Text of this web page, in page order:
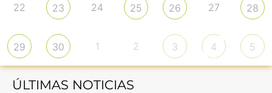
22 23 24 25 26 27 28
29 30 1 2 3 4 5
ÚLTIMAS NOTICIAS